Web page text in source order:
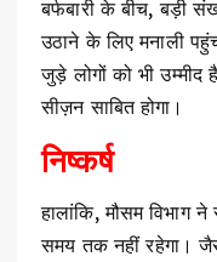
बर्फबारी के बीच, बड़ी
उठाने के लिए मनाली
जुड़े लोगों को भी
सीज़न साबित होगा।
निष्कर्ष
हालांकि, मौसम विभाग
समय तक नहीं रहेगा।